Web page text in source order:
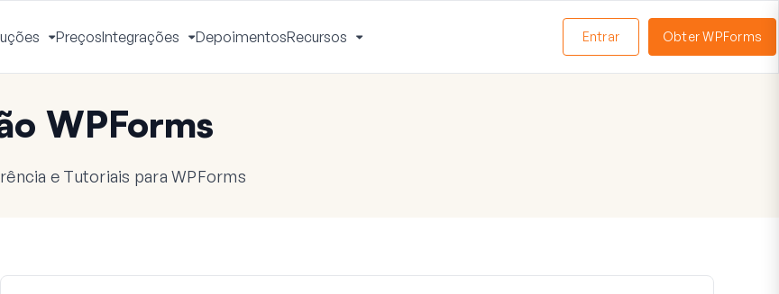
Alternar
Menu
PreçosIntegrações
Alternar
Menu
DepoimentosRecursos
Menu
Entrar Obter WPForms
WPForms
e Tutoriais para WPForms